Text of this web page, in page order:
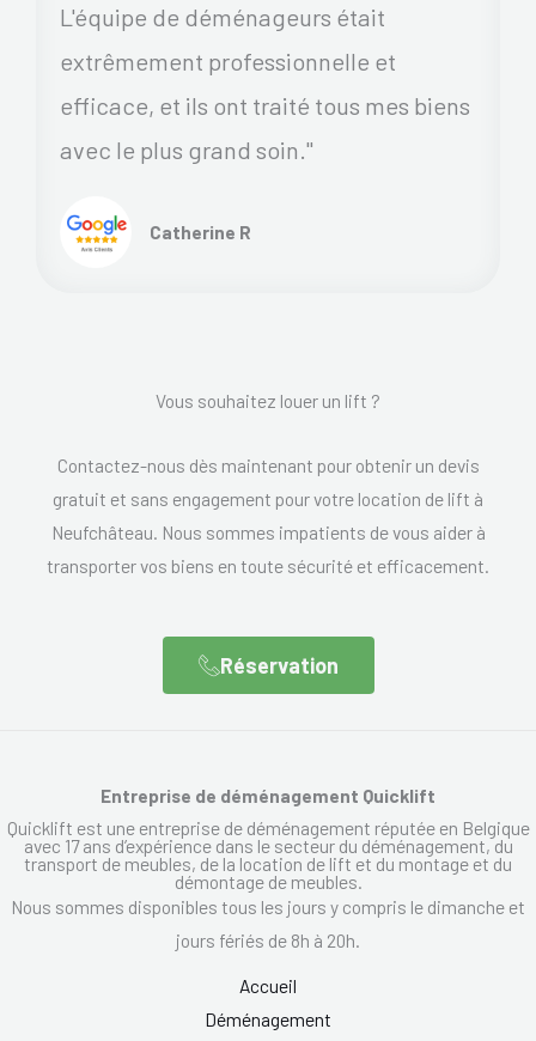
L'équipe de déménageurs était
extrêmement professionnelle et
efficace, et ils ont traité tous mes biens
avec le plus grand soin."
Catherine R
Vous souhaitez louer un lift ?
Contactez-nous dès maintenant pour obtenir un devis
gratuit et sans engagement pour votre location de lift à
Neufchâteau. Nous sommes impatients de vous aider à
transporter vos biens en toute sécurité et efficacement.
Réservation
Entreprise de déménagement Quicklift
Quicklift est une entreprise de déménagement réputée en Belgique
avec 17 ans d’expérience dans le secteur du déménagement, du
transport de meubles, de la location de lift et du montage et du
démontage de meubles.
Nous sommes disponibles tous les jours y compris le dimanche et
jours fériés de 8h à 20h.
Accueil
Déménagement